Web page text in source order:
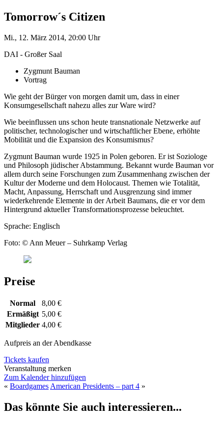
Tomorrow´s Citizen
Mi., 12. März 2014, 20:00 Uhr
DAI - Großer Saal
Zygmunt Bauman
Vortrag
Wie geht der Bürger von morgen damit um, dass in einer
Konsumgesellschaft nahezu alles zur Ware wird?
Wie beeinflussen uns schon heute transnationale Netzwerke auf
politischer, technologischer und wirtschaftlicher Ebene, erhöhte
Mobilität und die Expansion des Konsumismus?
Zygmunt Bauman wurde 1925 in Polen geboren. Er ist Soziologe
und Philosoph jüdischer Abstammung. Bekannt wurde Bauman vor
allem durch seine Forschungen zum Zusammenhang zwischen der
Kultur der Moderne und dem Holocaust. Themen wie Totalität,
Macht, Anpassung, Herrschaft und Ausgrenzung sind immer
wiederkehrende Elemente in der Arbeit Baumans, die er vor dem
Hintergrund aktueller Transformationsprozesse beleuchtet.
Sprache: Englisch
Foto: © Ann Meuer – Suhrkamp Verlag
Preise
Normal
8,00 €
Ermäßigt 5,00 €
Mitglieder 4,00 €
Aufpreis an der Abendkasse
Tickets kaufen
Veranstaltung merken
Zum Kalender hinzufügen
« BoardgamesAmerican Presidents – part 4 »
Das könnte Sie auch interessieren...